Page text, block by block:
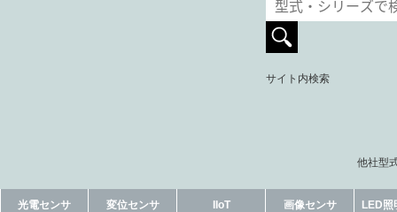
サイト内検索
他社型
光電センサ 変位センサ IIoT 画像センサ LED照